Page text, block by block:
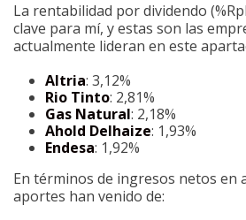
La rentabilidad por dividendo
clave para mí, y estas son las
actualmente lideran en este
Altria: 3,12%
Rio Tinto: 2,81%
Gas Natural: 2,18%
Ahold Delhaize: 1,93%
Endesa: 1,92%
En términos de ingresos netos en
aportes han venido de: